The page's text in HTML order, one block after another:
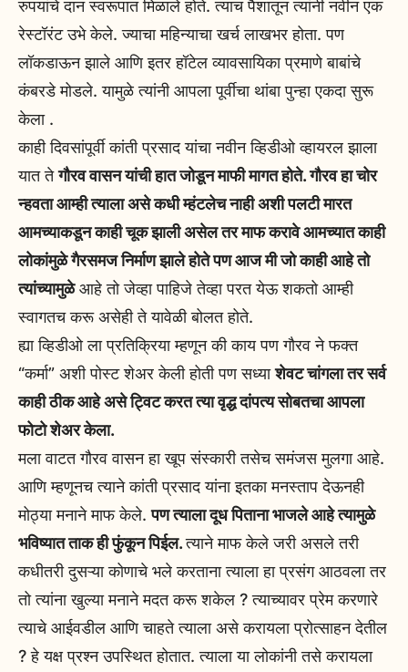
रुपयांचे दान स्वरूपात मिळाले होते. त्याच पैशातून त्यांनी नवीन एक
रेस्टॉरंट उभे केले. ज्याचा महिन्याचा खर्च लाखभर होता. पण
लॉकडाऊन झाले आणि इतर हॉटेल व्यावसायिका प्रमाणे बाबांचे
कंबरडे मोडले. यामुळे त्यांनी आपला पूर्वीचा थांबा पुन्हा एकदा सुरू
केला .
काही दिवसांपूर्वी कांती प्रसाद यांचा नवीन व्हिडीओ व्हायरल झाला
यात तेगौरव वासन यांची हात जोडून माफी मागत होते. गौरव हा चोर
न्हवता आम्ही त्याला असे कधी म्हंटलेच नाही अशी पलटी मारत
आमच्याकडून काही चूक झाली असेल तर माफ करावे आमच्यात काही
लोकांमुळे गैरसमज निर्माण झाले होते पण आज मी जो काही आहे तो
त्यांच्यामुळेआहे तो जेव्हा पाहिजे तेव्हा परत येऊ शकतो आम्ही
स्वागतच करू असेही ते यावेळी बोलत होते.
ह्या व्हिडीओ ला प्रतिक्रिया म्हणून की काय पण गौरव ने फक्त
“कर्मा” अशी पोस्ट शेअर केली होती पण सध्याशेवट चांगला तर सर्व
काही ठीक आहे असे ट्विट करत त्या वृद्ध दांपत्य सोबतचा आपला
फोटो शेअर केला.
मला वाटत गौरव वासन हा खूप संस्कारी तसेच समंजस मुलगा आहे.
आणि म्हणूनच त्याने कांती प्रसाद यांना इतका मनस्ताप देऊनही
मोठ्या मनाने माफ केले.पण त्याला दूध पिताना भाजले आहे त्यामुळे
भविष्यात ताक ही फुंकून पिईल.त्याने माफ केले जरी असले तरी
कधीतरी दुसऱ्या कोणाचे भले करताना त्याला हा प्रसंग आठवला तर
तो त्यांना खुल्या मनाने मदत करू शकेल ? त्याच्यावर प्रेम करणारे
त्याचे आईवडील आणि चाहते त्याला असे करायला प्रोत्साहन देतील
? हे यक्ष प्रश्न उपस्थित होतात. त्याला या लोकांनी तसे करायला